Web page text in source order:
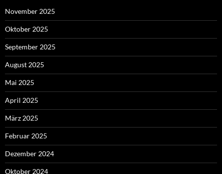
November 2025
Oktober 2025
September 2025
August 2025
Mai 2025
April 2025
März 2025
Februar 2025
Dezember 2024
Oktober 2024